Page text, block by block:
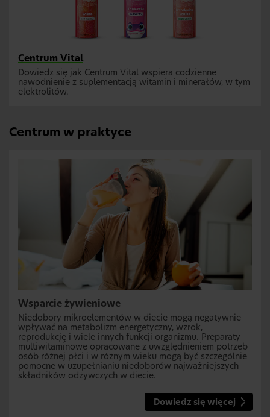
Centrum Vital
Dowiedz się jak Centrum Vital wspiera codzienne
nawodnienie z suplementacją witamin i minerałów, w tym
elektrolitów.
Centrum w praktyce
Wsparcie żywieniowe
Niedobory mikroelementów w diecie mogą negatywnie
wpływać na metabolizm energetyczny, wzrok,
reprodukcję i wiele innych funkcji organizmu. Preparaty
multiwitaminowe opracowane z uwzględnieniem potrzeb
osób różnej płci i w różnym wieku mogą być szczególnie
pomocne w uzupełnianiu niedoborów najważniejszych
składników odżywczych w diecie.
Dowiedz się więcej